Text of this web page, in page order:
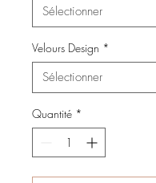
Velours Design *
Quantité *